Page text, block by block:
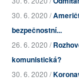
30. 6. 2020 /
bezpečnostní...
26. 6. 2020 /
komunistická?
30. 6. 2020 /